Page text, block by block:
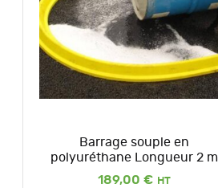
Barrage souple en
polyuréthane Longueur 2 m
189,00 €